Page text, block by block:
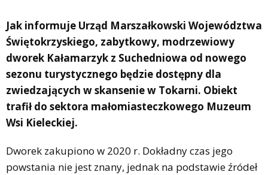
Jak informuje Urząd Marszałkowski Województwa
Świętokrzyskiego, zabytkowy, modrzewiowy
dworek Kałamarzyk z Suchedniowa od nowego
sezonu turystycznego będzie dostępny dla
zwiedzających w skansenie w Tokarni. Obiekt
trafił do sektora małomiasteczkowego Muzeum
Wsi Kieleckiej.
Dworek zakupiono w 2020 r. Dokładny czas jego
powstania nie jest znany, jednak na podstawie źródeł